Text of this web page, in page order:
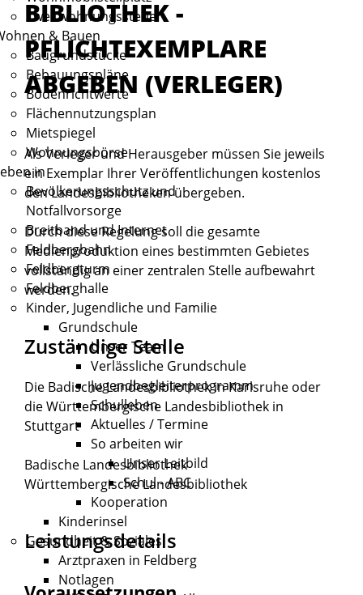
Zweitwohnungssteuer
& Bauen
Baugrundstücke
Bebauungspläne
Bodenrichtwerte
Flächennutzungsplan
Mietspiegel
Wohnungsbörse
in
Bevölkerungsschutz und
Notfallvorsorge
Breitband und Internet
Feldbergbahn
Feldbergturm
Feldberghalle
Kinder, Jugendliche und Familie
Grundschule
Unser Team
Verlässliche Grundschule
Jugendbegleiterprogramm
Schulleben
Aktuelles / Termine
So arbeiten wir
Unser Leitbild
Schul - ABC
Kooperation
Kinderinsel
Gesundheit & Soziales
Arztpraxen in Feldberg
Notlagen
BIBLIOTHEK -
PFLICHTEXEMPLARE
ABGEBEN (VERLEGER)
Als Verleger und Herausgeber müssen Sie jeweils
ein Exemplar Ihrer Veröffentlichungen kostenlos
den Landesbibliotheken übergeben.
Durch diese Regelung soll die gesamte
Medienproduktion eines bestimmten Gebietes
vollständig an einer zentralen Stelle aufbewahrt
werden.
Zuständige Stelle
Die Badische Landesbibliothek in Karlsruhe oder
die Württembergische Landesbibliothek in
Stuttgart
Badische Landesbibliothek
Württembergische Landesbibliothek
Leistungsdetails